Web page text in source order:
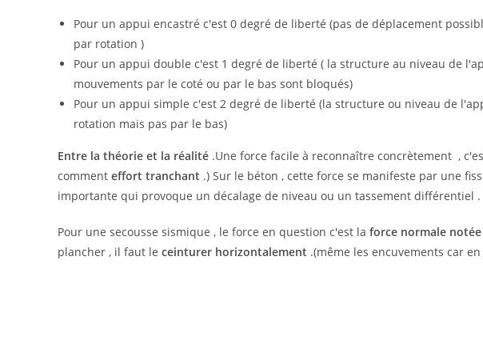
Pour un appui encastré c'est 0 degré de liberté (pas de déplacement
par rotation )
Pour un appui double c'est 1 degré de liberté ( la structure au niveau de
mouvements par le coté ou par le bas sont bloqués)
Pour un appui simple c'est 2 degré de liberté (la structure ou niveau de
rotation mais pas par le bas)
Entre la théorie et la réalité .Une force facile à reconnaître concrètement ,
comment effort tranchant .) Sur le béton , cette force se manifeste par une
importante qui provoque un décalage de niveau ou un tassement différentiel .
Pour une secousse sismique , le force en question c'est la force normale notée
plancher , il faut le ceinturer horizontalement .(même les encuvements car